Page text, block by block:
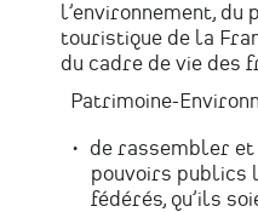
l’environnement,
touristique de la
du cadre de vie des
Patrimoine-
de rassembler
pouvoirs publics
fédérés, qu’ils